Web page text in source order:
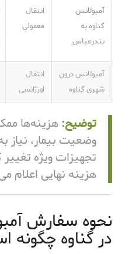
آمبولانس
گناوه به
بندرعباس
انتقال
معمولی
آمبولانس درون
شهری گناوه
انتقال
اورژانسی
توضیح:هزینه‌ها
وضعیت بیمار، نیاز
تجهیزات ویژه تغییر
هزینه نهایی اعلام
نحوه سفارش
در گناوه چگونه